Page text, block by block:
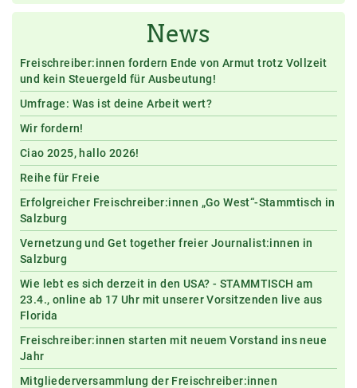
News
Freischreiber:innen fordern Ende von Armut trotz Vollzeit
und kein Steuergeld für Ausbeutung!
Umfrage: Was ist deine Arbeit wert?
Wir fordern!
Ciao 2025, hallo 2026!
Reihe für Freie
Erfolgreicher Freischreiber:innen „Go West“-Stammtisch in
Salzburg
Vernetzung und Get together freier Journalist:innen in
Salzburg
Wie lebt es sich derzeit in den USA? - STAMMTISCH am
23.4., online ab 17 Uhr mit unserer Vorsitzenden live aus
Florida
Freischreiber:innen starten mit neuem Vorstand ins neue
Jahr
Mitgliederversammlung der Freischreiber:innen